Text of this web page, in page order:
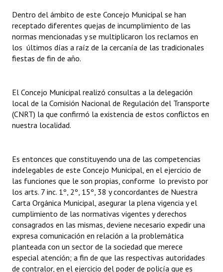
Ciudadano Ilustre - Registro
Banca del Vecino - Registro
Huéspedes de Honor - Registro
Reconocimientos - Registro
Bariloche, Municipio intercultural
REFORMA DE LA CARTA ORGÁNICA
Dentro del ámbito de este Concejo Municipal se han
receptado diferentes quejas de incumplimiento de las
normas mencionadas y se multiplicaron los reclamos en
los últimos días a raíz de la cercanía de las tradicionales
fiestas de fin de año.
El Concejo Municipal realizó consultas a la delegación
local de la Comisión Nacional de Regulación del Transporte
(CNRT) la que confirmó la existencia de estos conflictos en
nuestra localidad.
Es entonces que constituyendo una de las competencias
indelegables de este Concejo Municipal, en el ejercicio de
las funciones que le son propias, conforme lo previsto por
los arts. 7 inc. 1º, 2º, 15º, 38 y concordantes de Nuestra
Carta Orgánica Municipal, asegurar la plena vigencia y el
cumplimiento de las normativas vigentes y derechos
consagrados en las mismas, deviene necesario expedir una
expresa comunicación en relación a la problemática
planteada con un sector de la sociedad que merece
especial atención; a fin de que las respectivas autoridades
de contralor, en el ejercicio del poder de policía que es